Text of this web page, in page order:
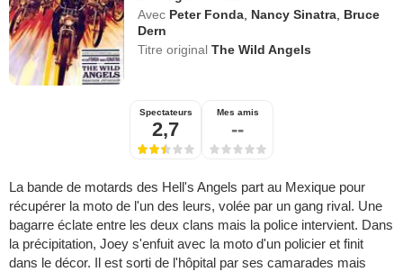
Avec Peter Fonda Nancy Sinatra Bruce
Dern
Titre originalThe Wild Angels
Spectateurs
2,7
Mes amis
--
La bande de motards des Hell's Angels part au Mexique pour
récupérer la moto de l'un des leurs, volée par un gang rival. Une
bagarre éclate entre les deux clans mais la police intervient. Dans
la précipitation, Joey s'enfuit avec la moto d'un policier et finit
dans le décor. Il est sorti de l'hôpital par ses camarades mais